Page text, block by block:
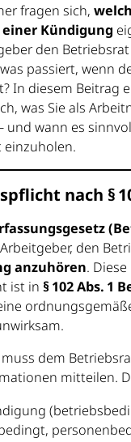
fragen sich,
Kündigung
den
passiert, wenn
In diesem Beitrag
was Sie als
und wann es
einzuholen.
nach §
den
anzuhören. Diese
ist in § 102 Abs. 1
dem
mitteilen.